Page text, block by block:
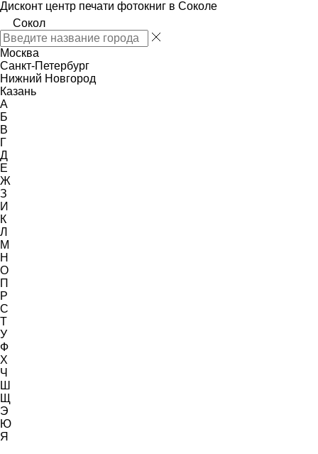
Дисконт центр печати фотокниг в Соколе
Сокол
Москва
Санкт-Петербург
Нижний Новгород
Казань
А
Б
В
Г
Д
Е
Ж
З
И
К
Л
М
Н
О
П
Р
С
Т
У
Ф
Х
Ч
Ш
Щ
Э
Ю
Я